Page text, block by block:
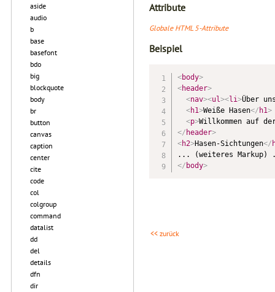
aside
audio
b
base
basefont
bdo
big
blockquote
body
br
button
canvas
caption
center
cite
code
col
colgroup
command
datalist
dd
del
details
dfn
dir
Attribute
Globale HTML 5-Attribute
Beispiel
<body>
<header>
<nav><ul><li>Über
<h1>Weiße Hasen</ h1>
<p>Willkommen auf
</ header>
<h2>Hasen-Sichtungen</
</ body>
<< zurück